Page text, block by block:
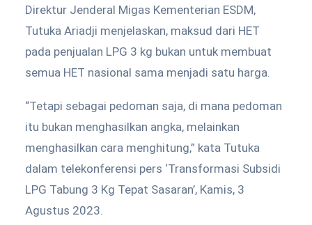
Direktur Jenderal Migas Kementerian ESDM,
Tutuka Ariadji menjelaskan, maksud dari HET
pada penjualan LPG 3 kg bukan untuk membuat
semua HET nasional sama menjadi satu harga.
“Tetapi sebagai pedoman saja, di mana pedoman
itu bukan menghasilkan angka, melainkan
menghasilkan cara menghitung,” kata Tutuka
dalam telekonferensi pers ‘Transformasi Subsidi
LPG Tabung 3 Kg Tepat Sasaran’, Kamis, 3
Agustus 2023.